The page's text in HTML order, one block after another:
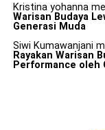
Kristina yohanna
Warisan Budaya
Generasi Muda
Siwi Kumawanjani
Rayakan Warisan
Performance oleh